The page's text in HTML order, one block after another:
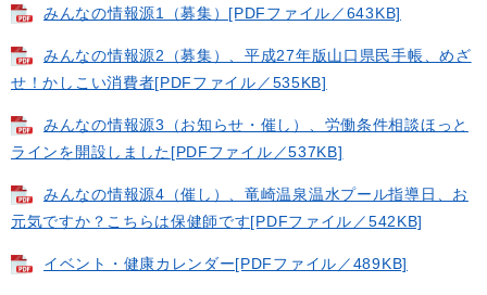
みんなの情報源1（募集）[PDFファイル／643KB]
みんなの情報源2（募集）、平成27年版山口県民手帳、めざ
せ！かしこい消費者[PDFファイル／535KB]
みんなの情報源3（お知らせ・催し）、労働条件相談ほっと
ラインを開設しました[PDFファイル／537KB]
みんなの情報源4（催し）、竜崎温泉温水プール指導日、お
元気ですか？こちらは保健師です[PDFファイル／542KB]
イベント・健康カレンダー[PDFファイル／489KB]